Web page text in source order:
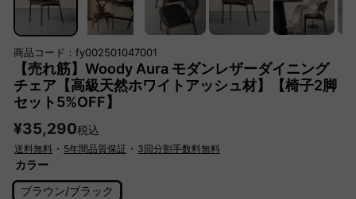
商品コード：fy002501047001
【売れ筋】Woody Aura モダンレザーダイニング
チェア【高級天然ホワイトアッシュ材】【椅子2脚
セット5%OFF】
¥35,290税込
送料無料 ・ 5年間品質保証 ・ 3回分割手数料無料
カラー
ブラウン/ブラック